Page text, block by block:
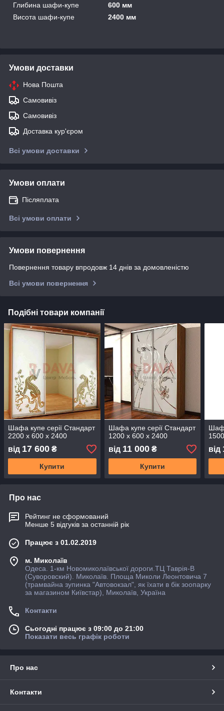
Глибина шафи-купе
600 мм
Висота шафи-купе
2400 мм
Умови доставки
Нова Пошта
Самовивіз
Самовивіз
Доставка кур'єром
Всі умови доставки
Умови оплати
Післяплата
Всі умови оплати
Умови повернення
Повернення товару впродовж 14 днів за домовленістю
Всі умови повернення
Подібні товари компанії
Шафа купе серії Стандарт
2200 х 600 х 2400
від 17 600 ₴
Купити
Шафа купе серії Стандарт
1200 х 600 х 2400
від 11 000₴
Купити
від
Про нас
Рейтинг не сформований
Менше 5 відгуків за останній рік
Працює з 01.02.2019
м. Миколаїв
Одеса. 1-км Новомиколаївської дороги.ТЦ Таврія-В
(Суворовский). Миколаїв. Площа Миколи Леонтовича 7
(трамвайна зупинка "Автовокзал", як їхати в бiк зоопарку
за магазином Київстар), Миколаїв, Україна
Контакти
Сьогодні працює з 09:00 до 21:00
Показати весь графік роботи
Про нас
Контакти